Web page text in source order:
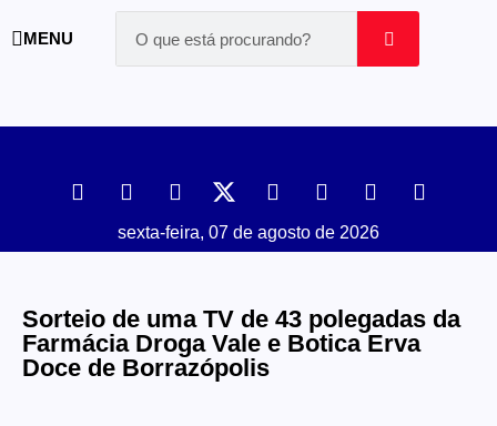
MENU
sexta-feira, 07 de agosto de 2026
Sorteio de uma TV de 43 polegadas da
Farmácia Droga Vale e Botica Erva
Doce de Borrazópolis